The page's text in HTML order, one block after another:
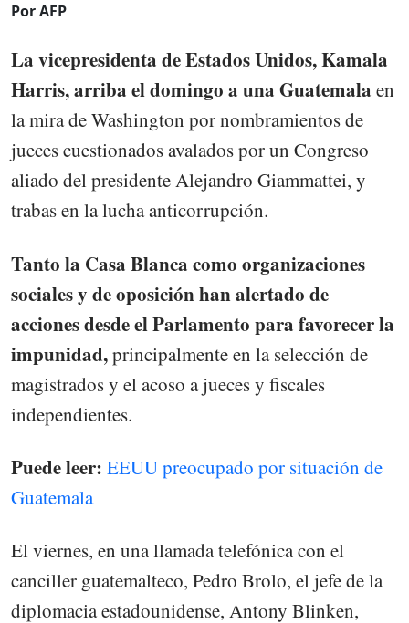
Por AFP
La vicepresidenta de Estados Unidos, Kamala
Harris, arriba el domingo a una Guatemala en
la mira de Washington por nombramientos de
jueces cuestionados avalados por un Congreso
aliado del presidente Alejandro Giammattei, y
trabas en la lucha anticorrupción.
Tanto la Casa Blanca como organizaciones
sociales y de oposición han alertado de
acciones desde el Parlamento para favorecer la
impunidad,principalmente en la selección de
magistrados y el acoso a jueces y fiscales
independientes.
Puede leer: EEUU preocupado por situación de
Guatemala
El viernes, en una llamada telefónica con el
canciller guatemalteco, Pedro Brolo, el jefe de la
diplomacia estadounidense, Antony Blinken,